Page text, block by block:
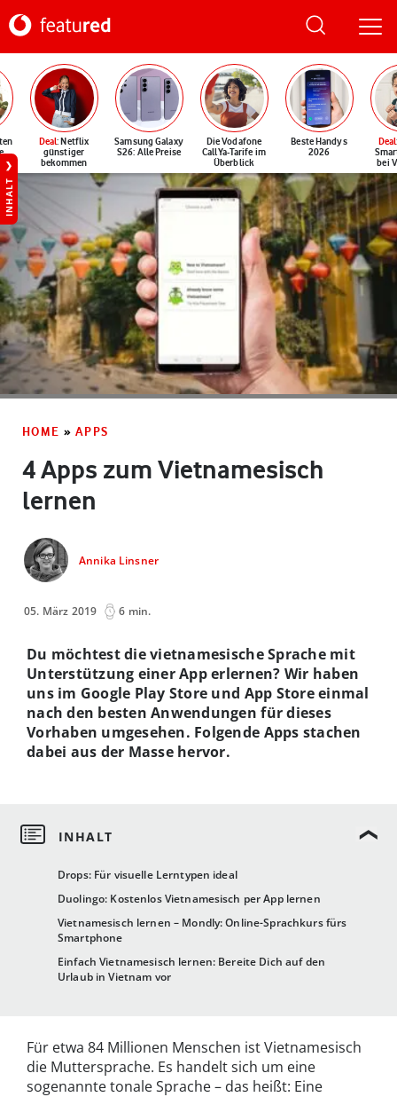
Deal: Netflix
günstiger
bekommen
Samsung Galaxy
S26: Alle Preise
Die Vodafone
CallYa-Tarife im
Überblick
Beste Handys
2026
Deal
bei
INHALT
HOME » APPS
4 Apps zum Vietnamesisch
lernen
Annika Linsner
05. März 2019 6 min.
Drops: Für visuelle Lerntypen ideal
Duolingo: Kostenlos Vietnamesisch per App lernen
Vietnamesisch lernen – Mondly: Online-Sprachkurs fürs
Smartphone
Einfach Vietnamesisch lernen: Bereite Dich auf den
Urlaub in Vietnam vor
Du möchtest die vietnamesische Sprache mit
Unterstützung einer App erlernen? Wir haben
uns im Google Play Store und App Store einmal
nach den besten Anwendungen für dieses
Vorhaben umgesehen. Folgende Apps stachen
dabei aus der Masse hervor.
Für etwa 84 Millionen Menschen ist Vietnamesisch
die Muttersprache. Es handelt sich um eine
sogenannte tonale Sprache – das heißt: Eine